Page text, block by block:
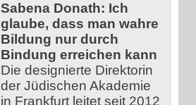
Sabena Donath: Ich
glaube, dass man wahre
Bildung nur durch
Bindung erreichen kann
Die designierte Direktorin
der Jüdischen Akademie
in Frankfurt leitet seit 2012